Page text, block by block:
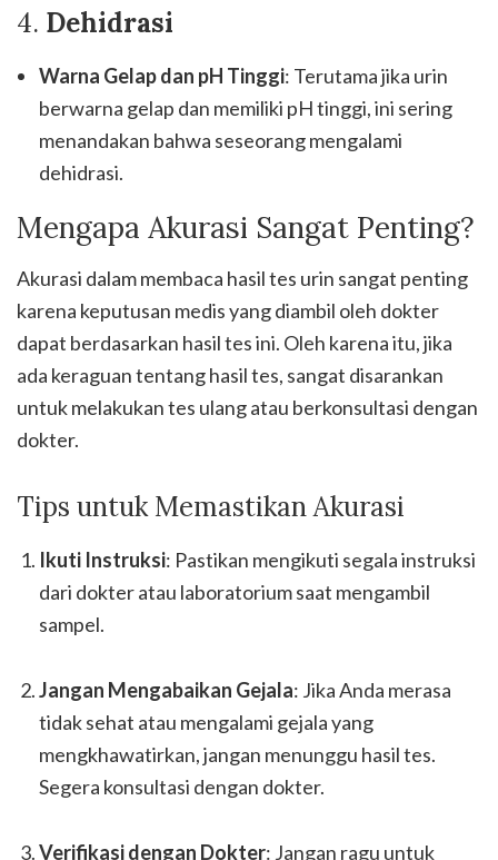
4. Dehidrasi
Warna Gelap dan pH Tinggi: Terutama jika urin
berwarna gelap dan memiliki pH tinggi, ini sering
menandakan bahwa seseorang mengalami
dehidrasi.
Mengapa Akurasi Sangat Penting?
Akurasi dalam membaca hasil tes urin sangat penting
karena keputusan medis yang diambil oleh dokter
dapat berdasarkan hasil tes ini. Oleh karena itu, jika
ada keraguan tentang hasil tes, sangat disarankan
untuk melakukan tes ulang atau berkonsultasi dengan
dokter.
Tips untuk Memastikan Akurasi
Ikuti Instruksi: Pastikan mengikuti segala instruksi
dari dokter atau laboratorium saat mengambil
sampel.
Jangan Mengabaikan Gejala: Jika Anda merasa
tidak sehat atau mengalami gejala yang
mengkhawatirkan, jangan menunggu hasil tes.
Segera konsultasi dengan dokter.
Verifikasi dengan Dokter: Jangan ragu untuk